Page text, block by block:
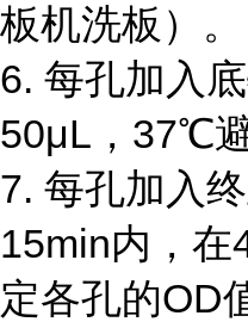
板机洗板）。
6. 每孔加入
50μL，37℃
7. 每孔加入
15min内，在
定各孔的OD